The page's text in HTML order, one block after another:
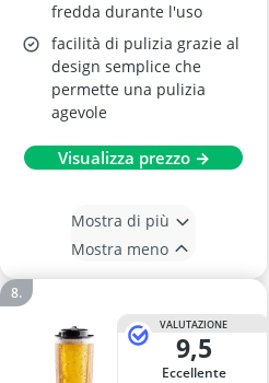
fredda durante l'uso
facilità di pulizia grazie al
design semplice che
permette una pulizia
agevole
Visualizza prezzo →
Mostra di più
Mostra meno
VALUTAZIONE
9,5
Eccellente